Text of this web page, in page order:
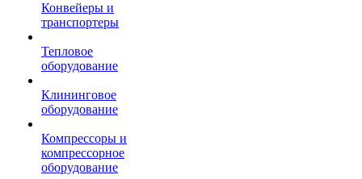
Конвейеры и
транспортеры
Тепловое
оборудование
Клининговое
оборудование
Компрессоры и
компрессорное
оборудование